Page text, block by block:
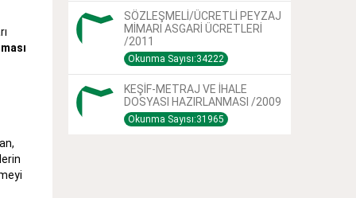
SÖZLEŞMELİ/ÜCRETLİ PEYZAJ
MİMARI ASGARİ ÜCRETLERİ
/2011
Okunma Sayısı:34222
KEŞİF-METRAJ VE İHALE
DOSYASI HAZIRLANMASI /2009
Okunma Sayısı:31965